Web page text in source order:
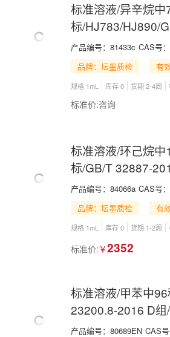
标准溶液/异辛烷
标/HJ783/HJ890/
产品编号： 81433c CAS号：
品牌：坛墨质检
有
规格 1mL 库存 0 货期 2-4周
标准价:咨询
标准溶液/环己烷
标/GB/T 32887-
产品编号： 84066a CAS号：
品牌：坛墨质检
有
规格 1mL 库存 0 货期 1-2周
标准价: ￥2352
标准溶液/甲苯中
23200.8-2016 D组
in Toluene
产品编号： 80689EN CAS号